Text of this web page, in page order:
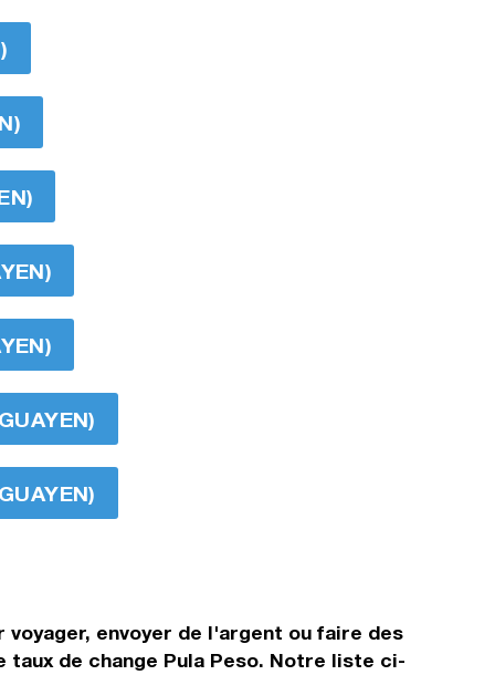
voyager, envoyer de l'argent ou faire des
de change Pula Peso. Notre liste ci-